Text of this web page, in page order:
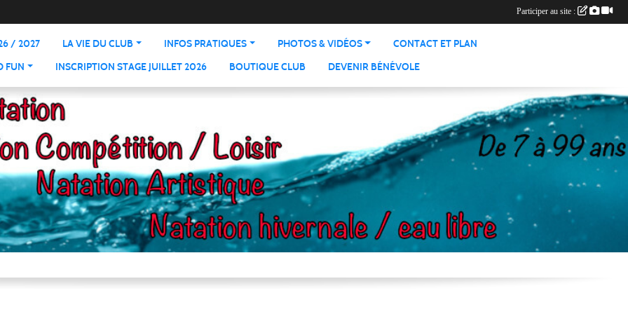
/ 2027 LA VIE DU CLUB INFOS PRATIQUES PHOTOS & VIDÉOS
CONTACT ET PLAN
FUN
INSCRIPTION STAGE JUILLET 2026 BOUTIQUE CLUB DEVENIR BÉNÉVOLE
Participer au site :